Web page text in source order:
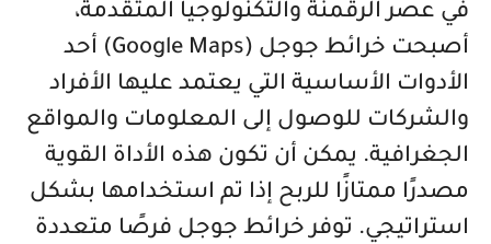
في عصر الرقمنة والتكنولوجيا المتقدمة،
أصبحت خرائط جوجل (Google Maps) أحد
الأدوات الأساسية التي يعتمد عليها الأفراد
والشركات للوصول إلى المعلومات والمواقع
الجغرافية. يمكن أن تكون هذه الأداة القوية
مصدرًا ممتازًا للربح إذا تم استخدامها بشكل
استراتيجي. توفر خرائط جوجل فرصًا متعددة